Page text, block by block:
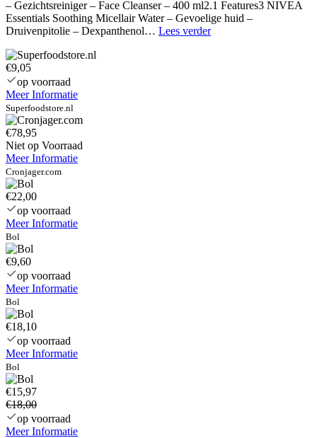
– Gezichtsreiniger – Face Cleanser – 400 ml2.1 Features3 NIVEA
Essentials Soothing Micellair Water – Gevoelige huid –
Druivenpitolie – Dexpanthenol… Lees verderEvolve
€9,05
op voorraad
Meer Informatie
Superfoodstore.nl
€78,95
Niet op Voorraad
Meer Informatie
Cronjager.com
€22,00
op voorraad
Meer Informatie
Bol
€9,60
op voorraad
Meer Informatie
Bol
€18,10
op voorraad
Meer Informatie
Bol
€15,97
€18,00
op voorraad
Meer Informatie